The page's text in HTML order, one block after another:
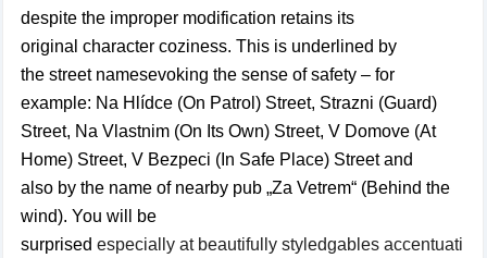
despite the improper modification retains its
original character coziness. This is underlined by
the street namesevoking the sense of safety – for
example: Na Hlídce (On Patrol) Street, Strazni (Guard)
Street, Na Vlastnim (On Its Own) Street, V Domove (At
Home)Street, V Bezpeci (In Safe Place) Street and
alsoby the name of nearby pub „Za Vetrem“ (Behind the
wind). You will be
surprised especiallyat beautifully styledgables accentuati